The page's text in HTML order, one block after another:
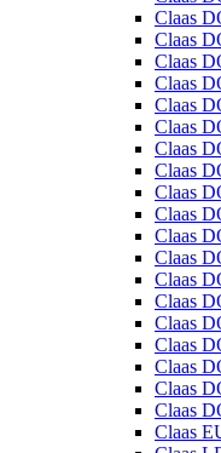
Claas
Claas
Claas
Claas
Claas
Claas
Claas
Claas
Claas
Claas
Claas
Claas
Claas
Claas
Claas
Claas
Claas
Claas
Claas
Claas